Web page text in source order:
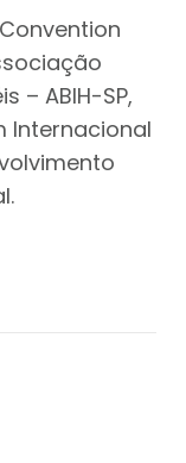
– ABIH-SP,
Internacional